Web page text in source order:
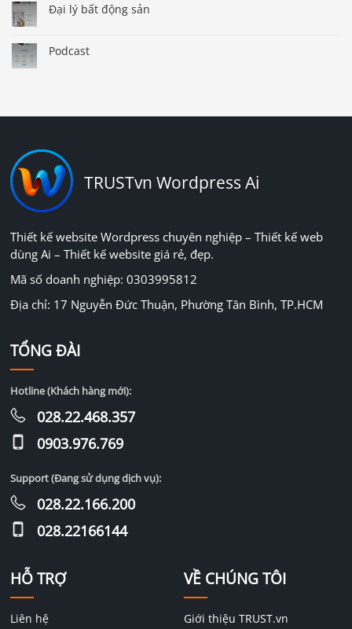
Đại lý bất động sản
Podcast
TRUSTvn Wordpress Ai
Thiết kế website Wordpress chuyên nghiệp – Thiết kế web
dùng Ai – Thiết kế website giá rẻ, đẹp.
Mã số doanh nghiệp: 0303995812
Địa chỉ: 17 Nguyễn Đức Thuận, Phường Tân Bình, TP.HCM
HỖ TRỢ
Liên hệ
VỀ CHÚNG TÔI
Giới thiệu TRUST.vn
TỔNG ĐÀI
Hotline (Khách hàng mới):
028.22.468.357
0903.976.769
Support (Đang sử dụng dịch vụ):
028.22.166.200
028.22166144